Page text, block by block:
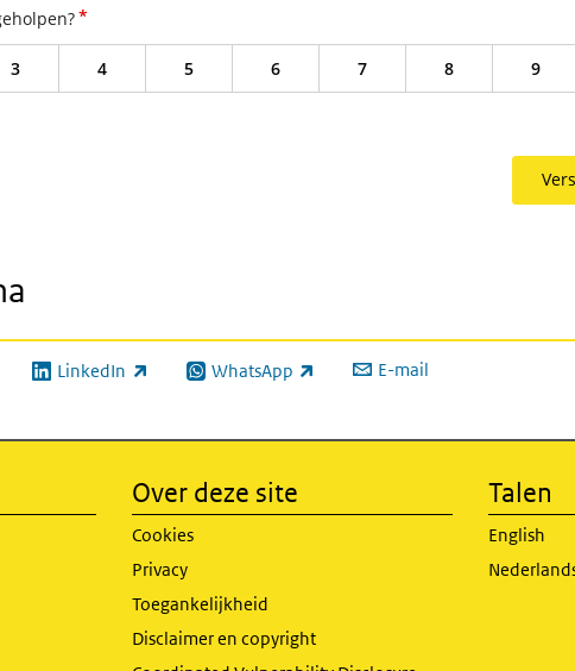
*
3 4 5 6 7 8 9
link) LinkedIn
(externe link) WhatsApp
(externe link) E-mail
Over deze site
Cookies
Privacy
Toegankelijkheid
Disclaimer en copyright
Talen
English